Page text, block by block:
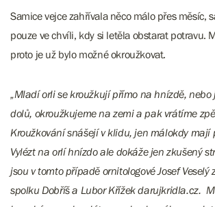
Samice vejce zahřívala něco málo přes měsíc,
pouze ve chvíli, kdy si letěla obstarat potravu.
proto je už bylo možné okroužkovat.
„Mladí orli se kroužkují přímo na hnízdě, nebo
dolů, okroužkujeme na zemi a pak vrátíme
Kroužkování snášejí v klidu, jen málokdy mají
Vylézt na orlí hnízdo ale dokáže jen zkušený
jsou v tomto případě ornitologové Josef Veselý
spolku Dobříš a Lubor Křížek darujkridla.cz.